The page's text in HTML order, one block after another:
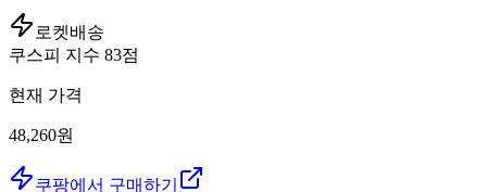
로켓배송
쿠스피 지수 83점
현재 가격
48,260원
쿠팡에서 구매하기